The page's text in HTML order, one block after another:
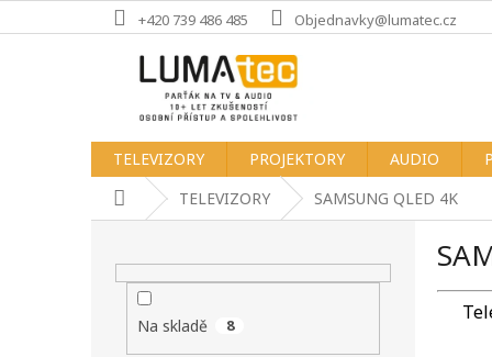
na
+420 739 486 485 Objednavky@lumatec.cz
TELEVIZORY PROJEKTORY AUDIO
Domů TELEVIZORY SAMSUNG QLED 4K
Na skladě 8